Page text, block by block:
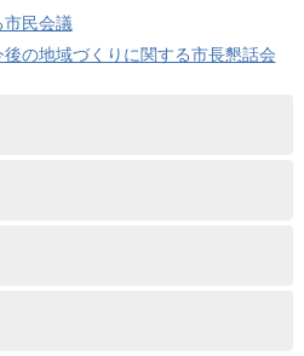
民会議
の地域づくりに関する市長懇話会